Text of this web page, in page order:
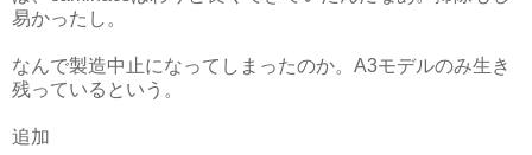
易かったし。
なんで製造中止になってしまったのか。A3モデルのみ生き
残っているという。
追加